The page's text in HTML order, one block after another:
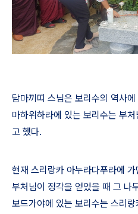
담마끼띠 스님은 보리수의 역사
마하위하라에 있는 보리수는 부
고 했다.
현재 스리랑카 아누라다푸라에
부처님이 정각을 얻었을 때 그 나
보드가야에 있는 보리수는 스리